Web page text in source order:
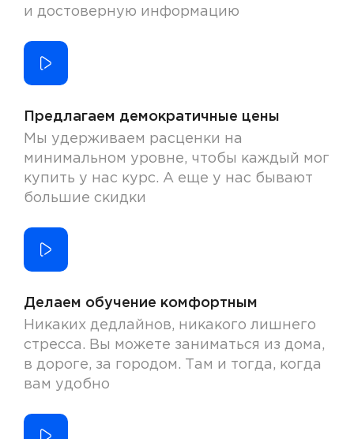
и достоверную информацию
Предлагаем демократичные цены
Мы удерживаем расценки на
минимальном уровне, чтобы каждый мог
купить у нас курс. А еще у нас бывают
большие скидки
Делаем обучение комфортным
Никаких дедлайнов, никакого лишнего
стресса. Вы можете заниматься из дома,
в дороге, за городом. Там и тогда, когда
вам удобно